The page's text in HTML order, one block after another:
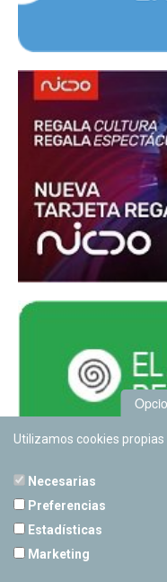
Utilizamos cookies
Necesarias
Preferencias
Estadísticas
Marketing